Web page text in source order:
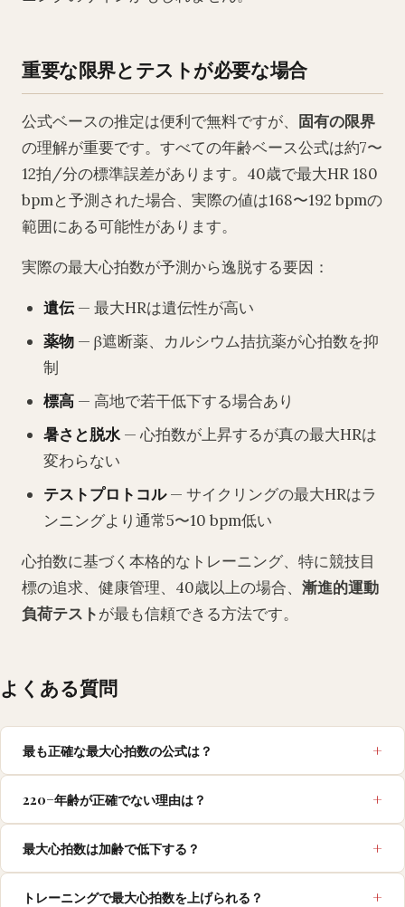
重要な限界とテストが必要な場合
公式ベースの推定は便利で無料ですが、
固有の限界
の理解が重要です。すべての年齢ベース公式は約7〜
12拍/分の標準誤差があります。40歳で最大HR 180
bpmと予測された場合、実際の値は168〜192 bpmの
範囲にある可能性があります。
実際の最大心拍数が予測から逸脱する要因：
遺伝— 最大HRは遺伝性が高い
薬物 — β遮断薬、カルシウム拮抗薬が心拍数を抑
制
標高 — 高地で若干低下する場合あり
暑さと脱水 — 心拍数が上昇するが真の最大HRは
変わらない
テストプロトコル— サイクリングの最大HRはラ
ンニングより通常5〜10 bpm低い
心拍数に基づく本格的なトレーニング、特に競技目
標の追求、健康管理、40歳以上の場合、 漸進的運動
負荷テストが最も信頼できる方法です。
よくある質問
最も正確な最大心拍数の公式は？
220−年齢が正確でない理由は？
最大心拍数は加齢で低下する？
トレーニングで最大心拍数を上げられる？